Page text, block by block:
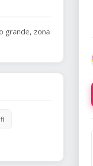
grande, zona